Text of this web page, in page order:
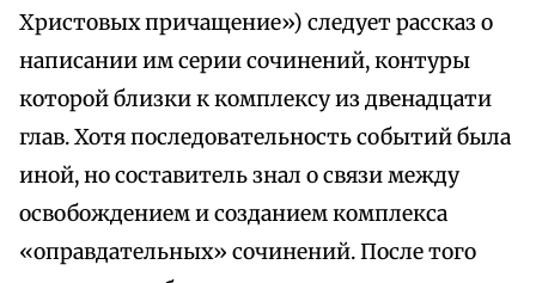
Христовых причащение») следует рассказ о
написании им серии сочинений, контуры
которой близки к комплексу из двенадцати
глав. Хотя последовательность событий была
иной, но составитель знал о связи между
освобождением и созданием комплекса
«оправдательных» сочинений. После того